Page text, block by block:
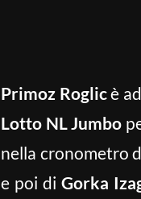
Primoz Roglicè
Lotto NL Jumbo
nella cronometro
e poi di Gorka